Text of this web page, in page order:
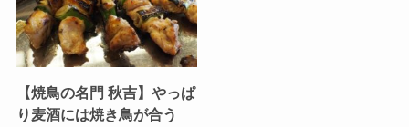
【焼鳥の名門 秋吉】やっぱ
り麦酒には焼き鳥が合う